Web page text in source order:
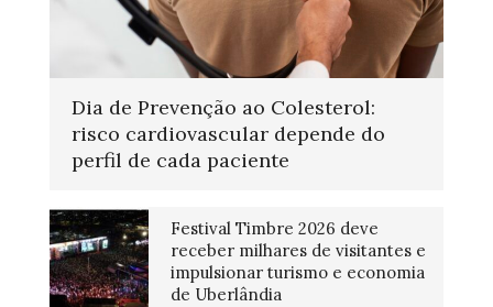
Dia de Prevenção ao Colesterol:
risco cardiovascular depende do
perfil de cada paciente
Festival Timbre 2026 deve
receber milhares de visitantes e
impulsionar turismo e economia
de Uberlândia